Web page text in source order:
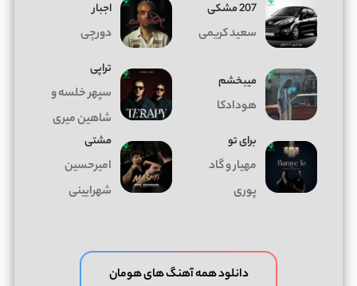
207 مشکی
سعید کریمی
اجبار
دورچی
میبخشم
هودادکا
تراپی
سپهر خلسه و
شاهین میری
برای تو
مهیار و گاد
پوری
مشتی
امیرحسین
شهرایینی
دانلود همه آهنگ های هومان